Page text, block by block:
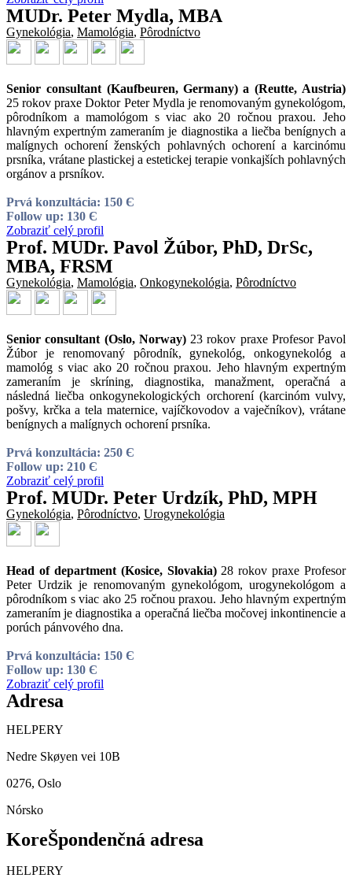
MUDr. Peter Mydla, MBA
Gynekológia, Mamológia, Pôrodníctvo
Senior consultant (Kaufbeuren, Germany) a (Reutte, Austria)
25 rokov praxe Doktor Peter Mydla je renomovaným gynekológom,
pôrodníkom a mamológom s viac ako 20 ročnou praxou. Jeho
hlavným expertným zameraním je diagnostika a liečba benígnych a
malígnych ochorení ženských pohlavných ochorení a karcinómu
prsníka, vrátane plastickej a estetickej terapie vonkajších pohlavných
orgánov a prsníkov.
Prvá konzultácia: 150 Є
Follow up: 130 Є
Zobraziť celý profil
Prof. MUDr. Pavol Žúbor, PhD, DrSc,
MBA, FRSM
Gynekológia, Mamológia, Onkogynekológia, Pôrodníctvo
Senior consultant (Oslo, Norway) 23 rokov praxe Profesor Pavol
Žúbor je renomovaný pôrodník, gynekológ, onkogynekológ a
mamológ s viac ako 20 ročnou praxou. Jeho hlavným expertným
zameraním je skríning, diagnostika, manažment, operačná a
následná liečba onkogynekologických orchorení (karcinóm vulvy,
pošvy, krčka a tela maternice, vajíčkovodov a vaječníkov), vrátane
benígnych a malígnych ochorení prsníka.
Prvá konzultácia: 250 Є
Follow up: 210 Є
Zobraziť celý profil
Prof. MUDr. Peter Urdzík, PhD, MPH
Gynekológia, Pôrodníctvo, Urogynekológia
Head of department (Kosice, Slovakia)28 rokov praxe Profesor
Peter Urdzik je renomovaným gynekológom, urogynekológom a
pôrodníkom s viac ako 25 ročnou praxou. Jeho hlavným expertným
zameraním je diagnostika a operačná liečba močovej inkontinencie a
porúch pánvového dna.
Prvá konzultácia: 150 Є
Follow up: 130 Є
Zobraziť celý profil
Adresa
HELPERY
Nedre Skøyen vei 10B
0276, Oslo
Nórsko
KoreŠpondenčná adresa
HELPERY